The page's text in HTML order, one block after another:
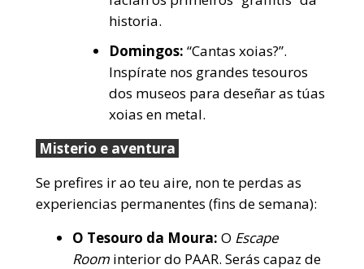
historia.
Domingos: “Cantas xoias?”.
Inspírate nos grandes tesouros
dos museos para deseñar as túas
xoias en metal.
Misterio e aventura
Se prefires ir ao teu aire, non te perdas as
experiencias permanentes (fins de semana):
O Tesouro da Moura: O Escape
Room interior do PAAR. Serás capaz de